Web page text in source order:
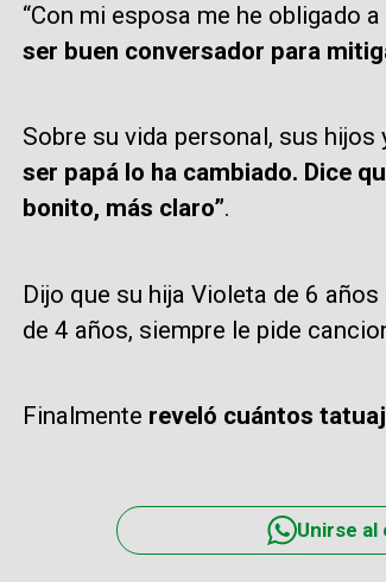
“Con mi esposa me he obligado
ser buen conversador para
Sobre su vida personal, sus
ser papá lo ha cambiado. Dice
bonito, más claro”.
Dijo que su hija Violeta de 6
de 4 años, siempre le pide
Finalmente reveló cuántos
Unirse al